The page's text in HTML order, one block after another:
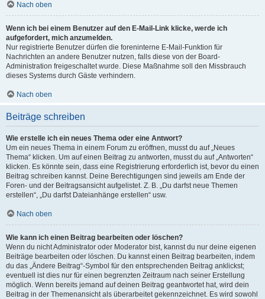
Nach oben
Wenn ich bei einem Benutzer auf den E-Mail-Link klicke, werde ich
aufgefordert, mich anzumelden.
Nur registrierte Benutzer dürfen die foreninterne E-Mail-Funktion für
Nachrichten an andere Benutzer nutzen, falls diese von der Board-
Administration freigeschaltet wurde. Diese Maßnahme soll den Missbrauch
dieses Systems durch Gäste verhindern.
Nach oben
Beiträge schreiben
Wie erstelle ich ein neues Thema oder eine Antwort?
Um ein neues Thema in einem Forum zu eröffnen, musst du auf „Neues
Thema“ klicken. Um auf einen Beitrag zu antworten, musst du auf „Antworten“
klicken. Es könnte sein, dass eine Registrierung erforderlich ist, bevor du einen
Beitrag schreiben kannst. Deine Berechtigungen sind jeweils am Ende der
Foren- und der Beitragsansicht aufgelistet. Z. B. „Du darfst neue Themen
erstellen“, „Du darfst Dateianhänge erstellen“ usw.
Nach oben
Wie kann ich einen Beitrag bearbeiten oder löschen?
Wenn du nicht Administrator oder Moderator bist, kannst du nur deine eigenen
Beiträge bearbeiten oder löschen. Du kannst einen Beitrag bearbeiten, indem
du das „Ändere Beitrag“-Symbol für den entsprechenden Beitrag anklickst;
eventuell ist dies nur für einen begrenzten Zeitraum nach seiner Erstellung
möglich. Wenn bereits jemand auf deinen Beitrag geantwortet hat, wird dein
Beitrag in der Themenansicht als überarbeitet gekennzeichnet. Es wird sowohl